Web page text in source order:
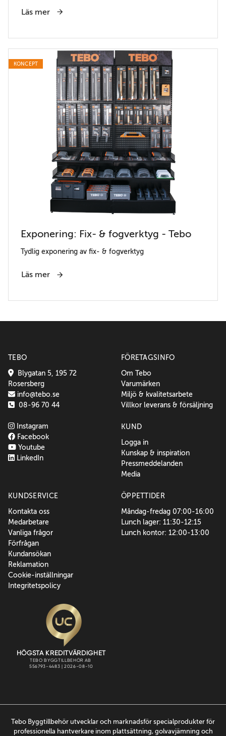
Läs mer
KONCEPT
Exponering: Fix- & fogverktyg - Tebo
Tydlig exponering av fix- & fogverktyg
Läs mer
TEBO
Blygatan 5, 195 72
Rosersberg
info@tebo.se
08-96 70 44
Instagram
Facebook
Youtube
LinkedIn
FÖRETAGSINFO
Om Tebo
Varumärken
Miljö & kvalitetsarbete
Villkor leverans & försäljning
KUND
Logga in
Kunskap & inspiration
Pressmeddelanden
Media
KUNDSERVICE
Kontakta oss
Medarbetare
Vanliga frågor
Förfrågan
Kundansökan
Reklamation
Cookie-inställningar
Integritetspolicy
ÖPPETTIDER
Måndag-fredag 07:00-16:00
Lunch lager: 11:30-12:15
Lunch kontor: 12:00-13:00
Tebo Byggtillbehör utvecklar och marknadsför specialprodukter för
professionella hantverkare inom plattsättning, golvavjämning och